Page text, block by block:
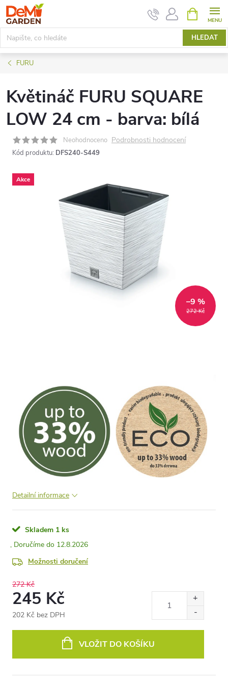
Přejít
na
obsah
HLEDAT
NÁKUPNÍ
KOŠÍK
FURU
Květináč FURU SQUARE
LOW 24 cm - barva: bílá
Neohodnoceno Podrobnosti hodnocení
Kód produktu: DFS240-S449
Akce
272 Kč
–9 %
Detailní informace
Skladem 1 ks
12.8.2026
Možnosti doručení
272 Kč
245 Kč
202 Kč bez DPH
VLOŽIT DO KOŠÍKU